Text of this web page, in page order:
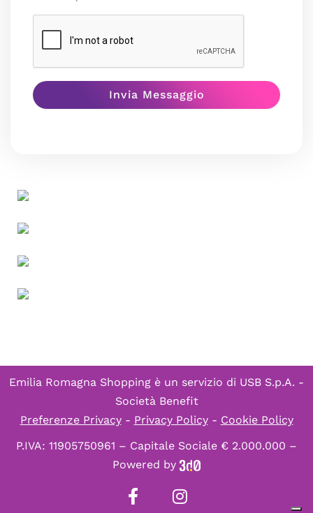
Emilia Romagna Shopping è un servizio di USB S.p.A. -
Società Benefit
Preferenze Privacy- Privacy Policy- Cookie Policy
P.IVA: 11905750961 – Capitale Sociale € 2.000.000 –
Powered by